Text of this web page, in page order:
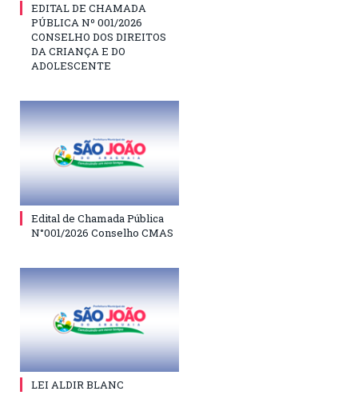
EDITAL DE CHAMADA
PÚBLICA Nº 001/2026
CONSELHO DOS DIREITOS
DA CRIANÇA E DO
ADOLESCENTE
Edital de Chamada Pública
N°001/2026 Conselho CMAS
LEI ALDIR BLANC